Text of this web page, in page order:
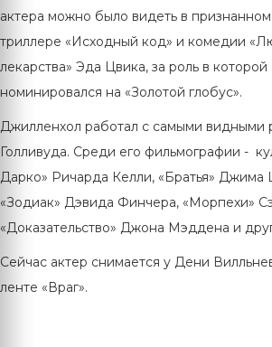
актера можно было видеть в
триллере «Исходный код» и комедии
лекарства» Эда Цвика, за роль в которой
номинировался на «Золотой глобус».
Джилленхол работал с самыми видными
Голливуда. Среди его фильмографии -
Дарко» Ричарда Келли, «Братья»
«Зодиак» Дэвида Финчера, «Морпехи»
«Доказательство» Джона Мэддена и
Сейчас актер снимается у Дени
ленте «Враг».